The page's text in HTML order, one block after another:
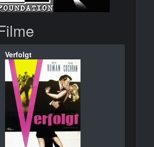
Verfolgt